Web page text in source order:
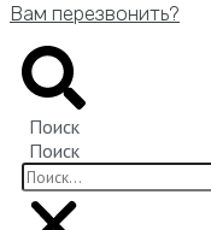
Вам перезвонить?
Поиск
Поиск